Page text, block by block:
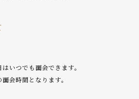
いつでも面会できます。
会時間となります。